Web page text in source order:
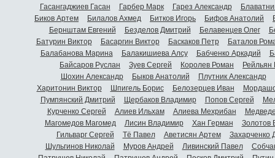
Гасангаджиев Гасан
Гарбер Марк Гарез Александр
Биков Артем
Билалов Ахмед Битков Игорь Бифов Анатолий
Бернштам Евгений
Безделов Дмитрий Белавенцев Олег
Батурин Виктор
Басаргин Виктор Баскаков Петр
Баталов
Балабанова Марина
Балакишиева Алсу Бабченко Аркадий
Байсаров Руслан
Зуев Сергей Королев Роман
Шохин Александр
Быков Анатолий Плутник Александр
Харитонин Виктор
Шпигель Борис Белозерцев Иван
Пумпянский Дмитрий
Щербаков Владимир Попов Сергей
Курченко Сергей
Алиев Ильхам Алиева Мехрибан
Магомедов Магомед
Лисин Владимир Хан Герман
Золотов
Гильварг Сергей
Тё Павел Аветисян Артем
Захарченко
Шульгинов Николай
Муров Андрей Ливинский Павел